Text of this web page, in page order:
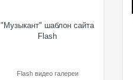
"Музыкант" шаблон сайта
Flash
Flash видео галереи